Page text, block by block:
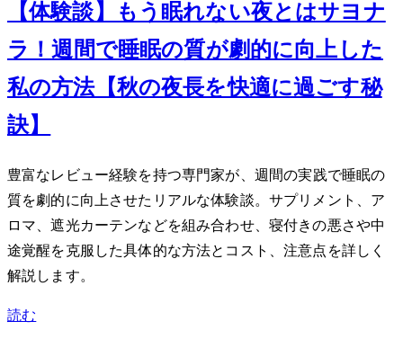
【体験談】もう眠れない夜とはサヨナ
ラ！3週間で睡眠の質が劇的に向上した
私の方法【秋の夜長を快適に過ごす秘
訣】
豊富なレビュー経験を持つ専門家が、3週間の実践で睡眠の
質を劇的に向上させたリアルな体験談。サプリメント、ア
ロマ、遮光カーテンなどを組み合わせ、寝付きの悪さや中
途覚醒を克服した具体的な方法とコスト、注意点を詳しく
解説します。
読む